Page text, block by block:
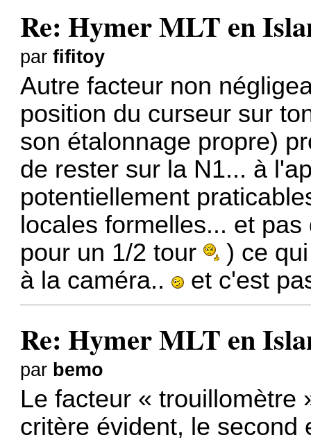
Re: Hymer MLT en
parfifitoy
Autre facteur non
position du curseur sur
son étalonnage propre)
de rester sur la N1... à
potentiellement
locales formelles... et
pour un 1/2 tour
) ce
à la caméra..
et c'est
Re: Hymer MLT en
par bemo
Le facteur « trouillomètre
critère évident, le second